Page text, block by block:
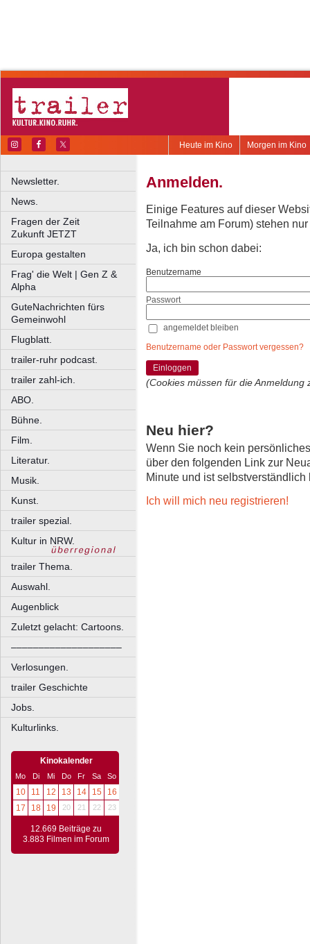
Morgen im Kino
Heute im Kino
Newsletter.
News.
Fragen der Zeit
Zukunft JETZT
Europa gestalten
Frag' die Welt | Gen Z &
Alpha
GuteNachrichten fürs
Gemeinwohl
Flugblatt.
trailer-ruhr podcast.
trailer zahl-ich.
ABO.
Bühne.
Film.
Literatur.
Musik.
Kunst.
trailer spezial.
Kultur in NRW.
trailer Thema.
Auswahl.
Augenblick
Zuletzt gelacht: Cartoons.
––––––––––––––––––––
Verlosungen.
trailer Geschichte
Jobs.
Kulturlinks.
Kinokalender
Mo Di Mi Do Fr Sa So
10 11 12 13 14 15
16
17
18 19 20 21 22 23
12.669 Beiträge zu
3.883 Filmen im Forum
Anmelden.
Einige Features auf dieser
Teilnahme am Forum) stehen
Ja, ich bin schon dabei:
Benutzername
Passwort
angemeldet bleiben
Benutzername oder Passwort vergessen?
Einloggen
(Cookies müssen für die Anmeldung
Neu hier?
Wenn Sie noch kein
über den folgenden Link zur
Minute und ist selbstverständlich
Ich will mich neu registrieren!